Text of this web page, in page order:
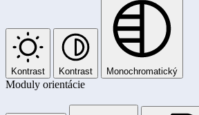
Kontrast Kontrast Monochromatický
Moduly orientácie